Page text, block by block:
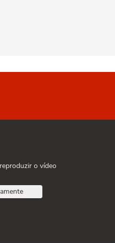
o vídeo